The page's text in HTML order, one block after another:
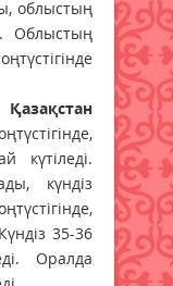
облыстың
Облыстың
күтіледі.
күндіз
35-36
Оралда